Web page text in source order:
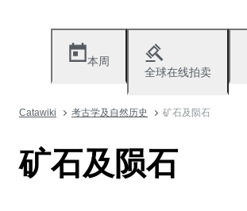
本周
全球在线拍卖
Catawiki 考古学及自然历史 矿石及陨石
矿石及陨石